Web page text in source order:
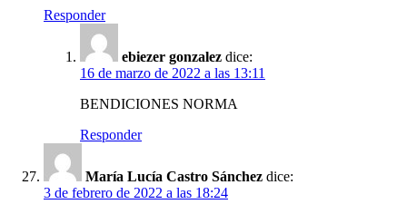
Responder
ebiezer gonzalez dice:
16 de marzo de 2022 a las 13:11
BENDICIONES NORMA
Responder
María Lucía Castro Sánchez dice:
3 de febrero de 2022 a las 18:24